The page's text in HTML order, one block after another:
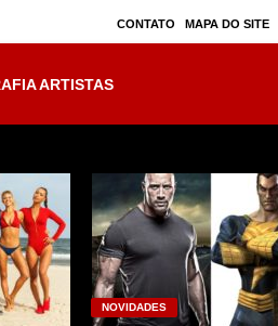
seguirá separada, mas no ...
CONTATO MAPA DO SITE
ARTISTAS
NOVIDADES